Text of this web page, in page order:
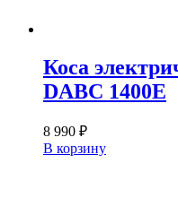
Коса
DABC 1400E
8 990 ₽
В корзину